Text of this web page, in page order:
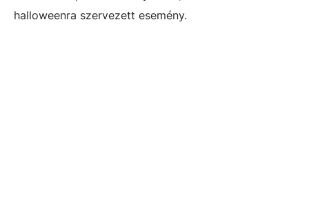
halloweenra szervezett esemény.